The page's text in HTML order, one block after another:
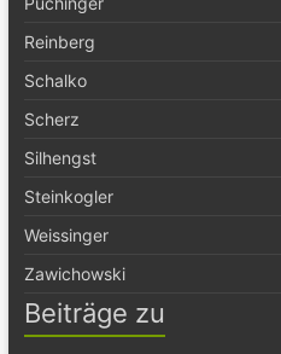
Reinberg
Schalko
Scherz
Silhengst
Steinkogler
Weissinger
Zawichowski
Beiträge zu